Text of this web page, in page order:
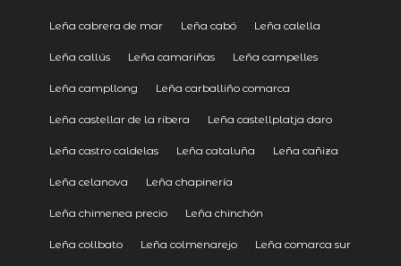
Leña cabrera de mar Leña cabó Leña calella
Leña callús Leña camariñas Leña campelles
Leña campllong Leña carballiño comarca
Leña castellar de la ribera Leña castellplatja daro
Leña castro caldelas Leña cataluña Leña cañiza
Leña celanova Leña chapinería
Leña chimenea precio Leña chinchón
Leña collbato Leña colmenarejo Leña comarca sur